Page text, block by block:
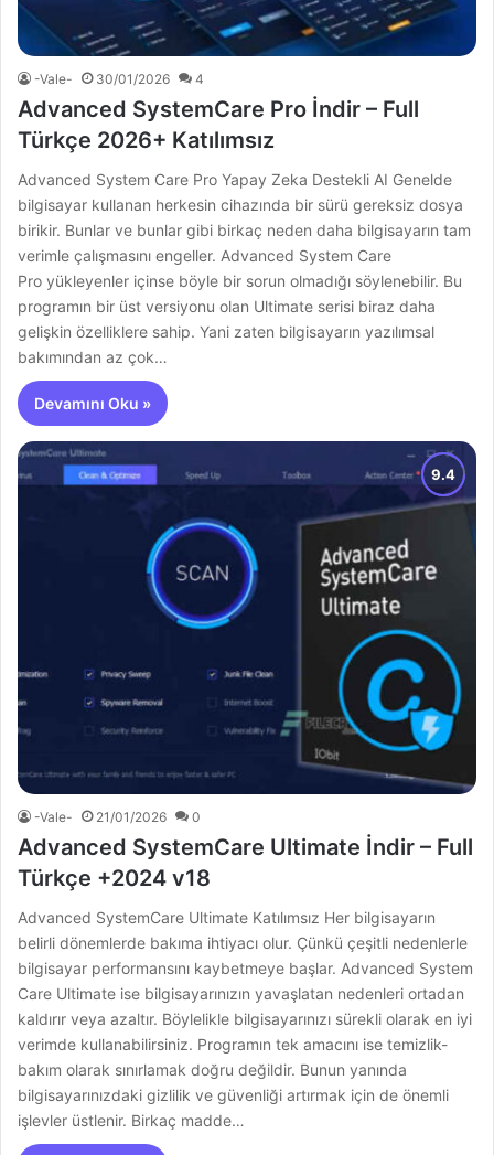
-Vale- 30/01/2026 4
Advanced SystemCare Pro İndir – Full
Türkçe 2026+ Katılımsız
Advanced System Care Pro Yapay Zeka Destekli AI Genelde
bilgisayar kullanan herkesin cihazında bir sürü gereksiz dosya
birikir. Bunlar ve bunlar gibi birkaç neden daha bilgisayarın tam
verimle çalışmasını engeller. Advanced System Care
Pro yükleyenler içinse böyle bir sorun olmadığı söylenebilir. Bu
programın bir üst versiyonu olan Ultimate serisi biraz daha
gelişkin özelliklere sahip. Yani zaten bilgisayarın yazılımsal
bakımından az çok…
Devamını Oku »
-Vale- 21/01/2026 0
Advanced SystemCare Ultimate İndir – Full
Türkçe +2024 v18
Advanced SystemCare Ultimate Katılımsız Her bilgisayarın
belirli dönemlerde bakıma ihtiyacı olur. Çünkü çeşitli nedenlerle
bilgisayar performansını kaybetmeye başlar. Advanced System
Care Ultimate ise bilgisayarınızın yavaşlatan nedenleri ortadan
kaldırır veya azaltır. Böylelikle bilgisayarınızı sürekli olarak en iyi
verimde kullanabilirsiniz. Programın tek amacını ise temizlik-
bakım olarak sınırlamak doğru değildir. Bunun yanında
bilgisayarınızdaki gizlilik ve güvenliği artırmak için de önemli
işlevler üstlenir. Birkaç madde…